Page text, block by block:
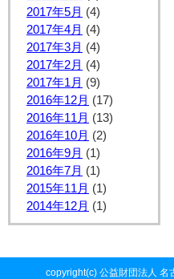
2017年5月 (4)
2017年4月 (4)
2017年3月 (4)
2017年2月 (4)
2017年1月 (9)
2016年12月 (17)
2016年11月 (13)
2016年10月 (2)
2016年9月 (1)
2016年7月 (1)
2015年11月 (1)
2014年12月 (1)
copyright(c) 公益財団法人 名